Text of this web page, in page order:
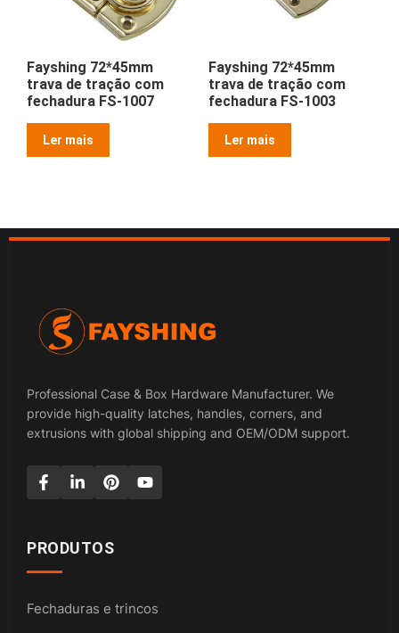
Fayshing 72*45mm
trava de tração com
fechadura FS-1007
Ler mais
Fayshing 72*45mm
trava de tração com
fechadura FS-1003
Ler mais
Professional Case & Box Hardware Manufacturer. We
provide high-quality latches, handles, corners, and
extrusions with global shipping and OEM/ODM support.
PRODUTOS
Fechaduras e trincos